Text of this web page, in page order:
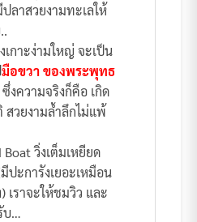
ลาสวยงามทะเลให้
กาะง่ามใหญ่ จะเป็น
มือขวา ของพระพุทธ
ซึ่งความจริงก็คือ เกิด
สวยงามล้ำลึกไม่แพ้
Boat วิ่งเต็มเหยียด
ปะการังเยอะเหมือน
เราจะให้ชมวิว และ
บ…